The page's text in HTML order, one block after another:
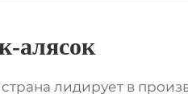
алясок
лидирует в